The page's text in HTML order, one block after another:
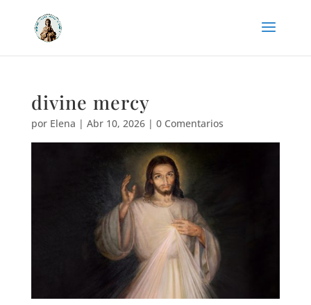
divine mercy
por Elena | Abr 10, 2026| 0 Comentarios